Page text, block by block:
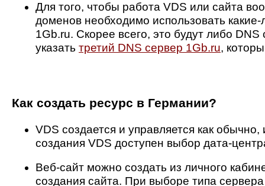
Для того, чтобы работа VDS или сайта
доменов необходимо использовать
1Gb.ru. Скорее всего, это будут либо
указать третий DNS сервер 1Gb.ru,
Как создать ресурс в Германии?
VDS создается и управляется как
создания VDS доступен выбор дата-
Веб-сайт можно создать из личного
создания сайта. При выборе типа